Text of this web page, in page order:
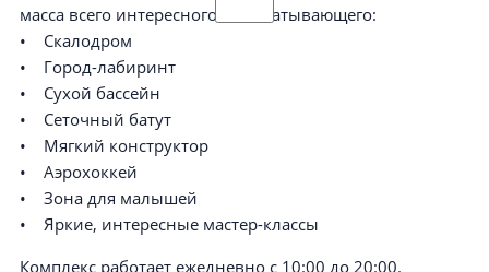
масса всего интересного и захватывающего:
• Скалодром
• Город-лабиринт
• Сухой бассейн
• Сеточный батут
• Мягкий конструктор
• Аэрохоккей
• Зона для малышей
• Яркие, интересные мастер-классы
Комплекс работает ежедневно с 10:00 до 20:00.